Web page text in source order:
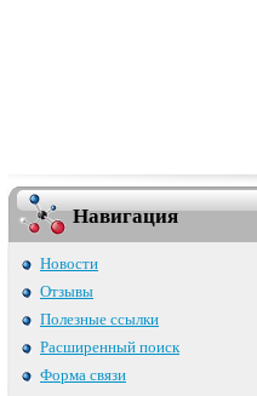
Навигация
Новости
Отзывы
Полезные ссылки
Расширенный поиск
Форма связи